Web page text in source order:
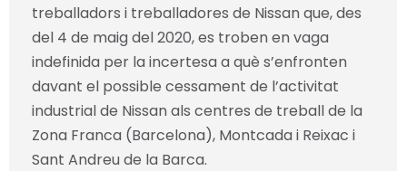
treballadors i treballadores de Nissan que, des
del 4 de maig del 2020, es troben en vaga
indefinida per la incertesa a què s’enfronten
davant el possible cessament de l’activitat
industrial de Nissan als centres de treball de la
Zona Franca (Barcelona), Montcada i Reixac i
Sant Andreu de la Barca.